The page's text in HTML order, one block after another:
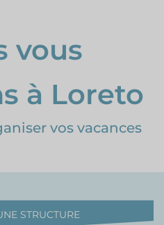
vous
à Loreto
vos vacances
STRUCTURE